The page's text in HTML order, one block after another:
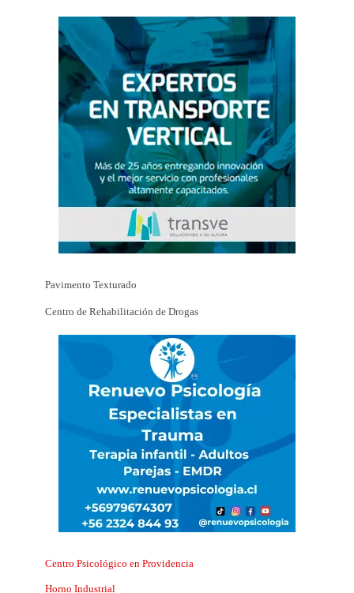
Pavimento Texturado
Centro de Rehabilitación de Drogas
Centro Psicológico en Providencia
Horno Industrial